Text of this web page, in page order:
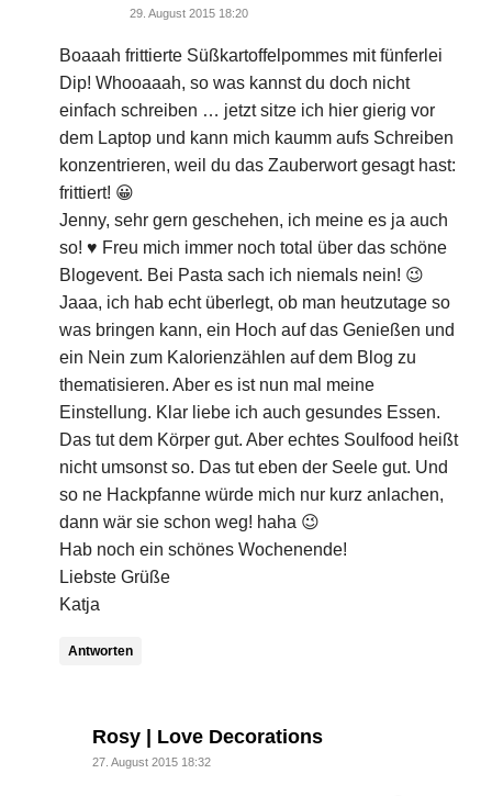
29. August 2015 18:20
Boaaah frittierte Süßkartoffelpommes mit fünferlei
Dip! Whooaaah, so was kannst du doch nicht
einfach schreiben … jetzt sitze ich hier gierig vor
dem Laptop und kann mich kaumm aufs Schreiben
konzentrieren, weil du das Zauberwort gesagt hast:
frittiert! 😀
Jenny, sehr gern geschehen, ich meine es ja auch
so! ♥ Freu mich immer noch total über das schöne
Blogevent. Bei Pasta sach ich niemals nein! 😉
Jaaa, ich hab echt überlegt, ob man heutzutage so
was bringen kann, ein Hoch auf das Genießen und
ein Nein zum Kalorienzählen auf dem Blog zu
thematisieren. Aber es ist nun mal meine
Einstellung. Klar liebe ich auch gesundes Essen.
Das tut dem Körper gut. Aber echtes Soulfood heißt
nicht umsonst so. Das tut eben der Seele gut. Und
so ne Hackpfanne würde mich nur kurz anlachen,
dann wär sie schon weg! haha 😉
Hab noch ein schönes Wochenende!
Liebste Grüße
Katja
Antworten
Rosy | Love Decorationssays:
27. August 2015 18:32